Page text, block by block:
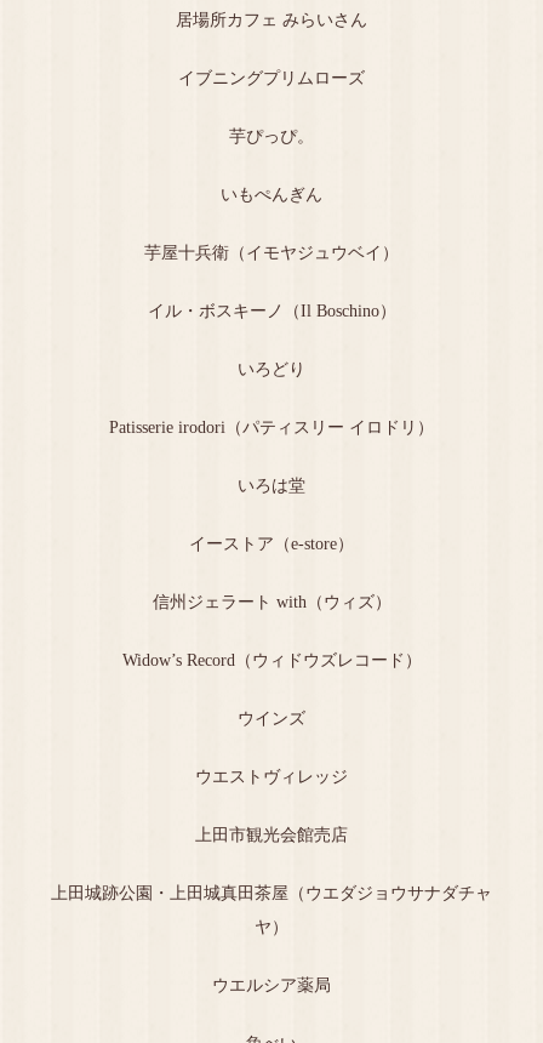
居場所カフェ みらいさん
イブニングプリムローズ
芋ぴっぴ。
いもぺんぎん
芋屋十兵衛（イモヤジュウベイ）
イル・ボスキーノ（Il Boschino）
いろどり
Patisserie irodori（パティスリー イロドリ）
いろは堂
イーストア（e-store）
信州ジェラート with（ウィズ）
Widow’s Record（ウィドウズレコード）
ウインズ
ウエストヴィレッジ
上田市観光会館売店
上田城跡公園・上田城真田茶屋（ウエダジョウサナダチャ
ヤ）
ウエルシア薬局